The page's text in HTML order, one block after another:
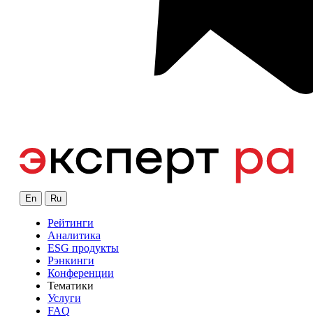
En Ru
Рейтинги
Аналитика
ESG продукты
Рэнкинги
Конференции
Тематики
Услуги
FAQ